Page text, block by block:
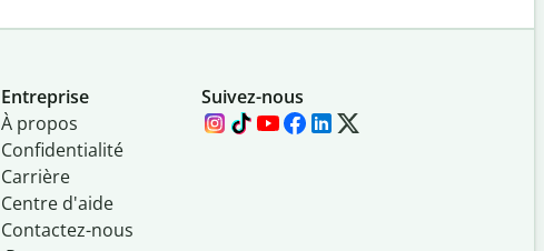
Entreprise
À propos
Confidentialité
Carrière
Centre d'aide
Contactez-nous
Suivez-nous